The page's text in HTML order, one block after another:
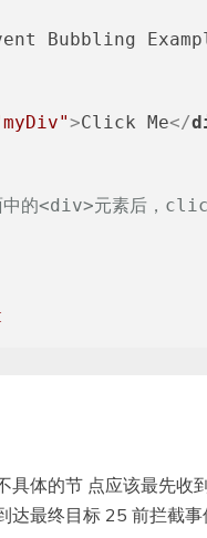
Bubbling
>Click Me</
的<div>元素后，
具体的节 点应该最先收
达最终目标 25 前拦截